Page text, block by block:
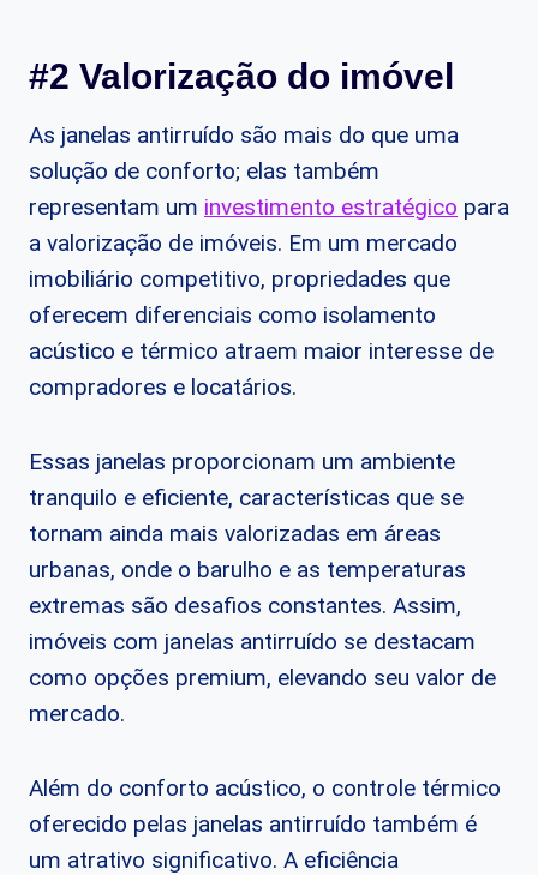
#2 Valorização do imóvel
As janelas antirruído são mais do que uma
solução de conforto; elas também
representam um investimento estratégico para
a valorização de imóveis. Em um mercado
imobiliário competitivo, propriedades que
oferecem diferenciais como isolamento
acústico e térmico atraem maior interesse de
compradores e locatários.
Essas janelas proporcionam um ambiente
tranquilo e eficiente, características que se
tornam ainda mais valorizadas em áreas
urbanas, onde o barulho e as temperaturas
extremas são desafios constantes. Assim,
imóveis com janelas antirruído se destacam
como opções premium, elevando seu valor de
mercado.
Além do conforto acústico, o controle térmico
oferecido pelas janelas antirruído também é
um atrativo significativo. A eficiência